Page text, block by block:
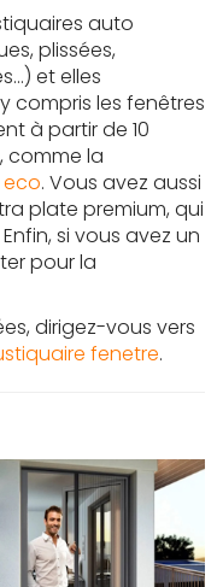
auto
plissées,
et elles
compris les fenêtres
à partir de 10
comme la
. Vous avez aussi
plate premium, qui
si vous avez un
pour la
dirigez-vous vers
fenetre.